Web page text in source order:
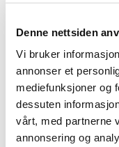
Denne nettsiden
Vi bruker
annonser et
mediefunksjoner og
dessuten
vårt, med partnerne
annonsering og
medlemmer kan
Alta
Vi har et godt
i Nord-Norge.